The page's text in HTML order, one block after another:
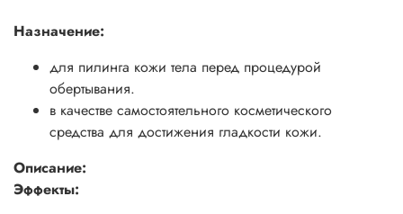
Назначение:
для пилинга кожи тела перед процедурой
обертывания.
в качестве самостоятельного косметического
средства для достижения гладкости кожи.
Описание:
Эффекты: